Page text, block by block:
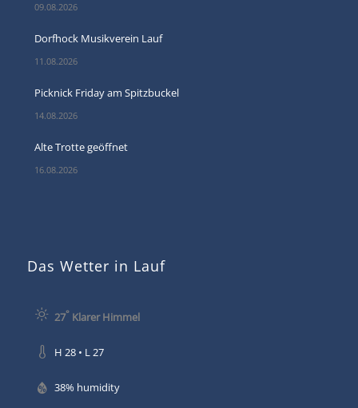
09.08.2026
Dorfhock Musikverein Lauf
11.08.2026
Picknick Friday am Spitzbuckel
14.08.2026
Alte Trotte geöffnet
16.08.2026
Das Wetter in Lauf
27°Klarer Himmel
H 28 • L 27
38% humidity